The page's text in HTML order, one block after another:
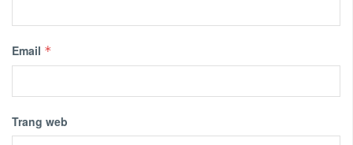
Email *
Trang web